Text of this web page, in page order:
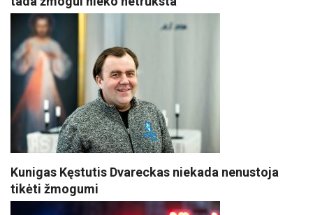
Kunigas Kęstutis Dvareckas niekada nenustoja
tikėti žmogumi